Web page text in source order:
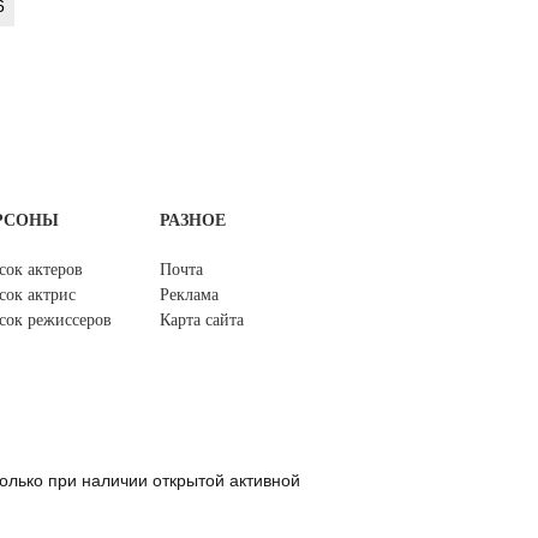
актеров
актрис
режиссеров
РАЗНОЕ
Почта
Реклама
Карта сайта
при наличии открытой активной